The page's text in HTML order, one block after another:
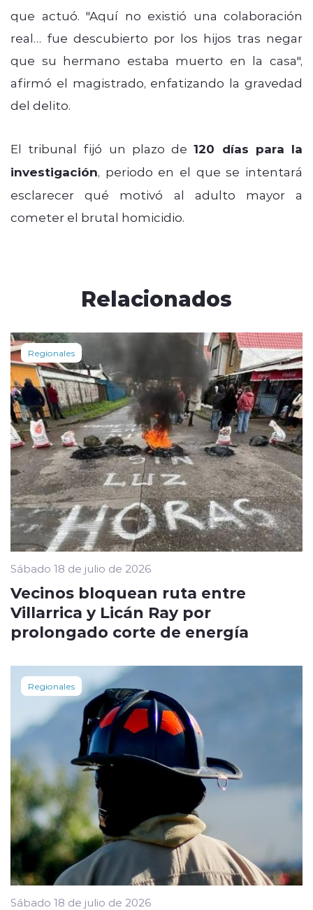
que actuó. "Aquí no existió una colaboración
real… fue descubierto por los hijos tras negar
que su hermano estaba muerto en la casa",
afirmó el magistrado, enfatizando la gravedad
del delito.
El tribunal fijó un plazo de120 días para la
investigación, periodo en el que se intentará
esclarecer qué motivó al adulto mayor a
cometer el brutal homicidio.
Relacionados
Regionales
Sábado 18 de julio de 2026
Vecinos bloquean ruta entre
Villarrica y Licán Ray por
prolongado corte de energía
Regionales
Sábado 18 de julio de 2026